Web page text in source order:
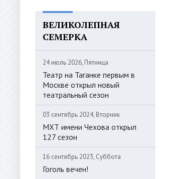
ВЕЛИКОЛЕПНАЯ
СЕМЕРКА
24 июль 2026, Пятница
Театр на Таганке первым в
Москве открыл новый
театральный сезон
03 сентябрь 2024, Вторник
МХТ имени Чехова открыл
127 сезон
16 сентябрь 2023, Суббота
Гоголь вечен!